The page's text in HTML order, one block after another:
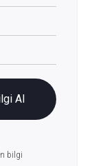
Al
bilgi